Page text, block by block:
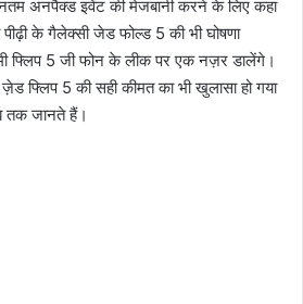
अनपैक्ड इवेंट की मेजबानी करने के लिए कहा
के गैलेक्सी जेड फोल्ड 5 की भी घोषणा
फ्लिप 5 जी फोन के लीक पर एक नज़र डालेंगे।
फ्लिप 5 की सही कीमत का भी खुलासा हो गया
तक जानते हैं।